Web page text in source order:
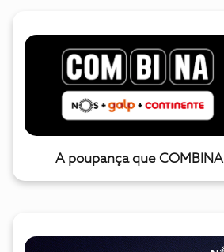
A poupança que COMBINA